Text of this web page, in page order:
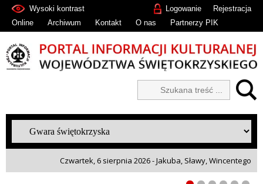
Rejestracja
Logowanie
Wysoki kontrast
Online
Archiwum Kontakt O nas Partnerzy PIK
Czwartek, 6 sierpnia 2026 - Jakuba, Sławy, Wincentego